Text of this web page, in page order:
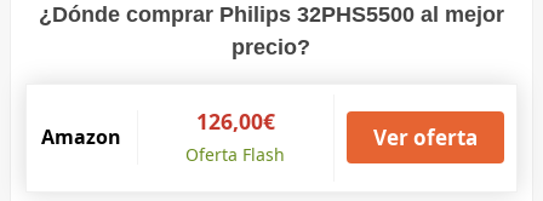
¿Dónde comprar Philips 32PHS5500 al mejor
precio?
Amazon
126,00€
Oferta Flash
Ver oferta